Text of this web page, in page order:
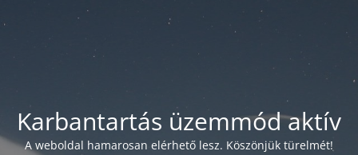
Karbantartás üzemmód aktív
A weboldal hamarosan elérhető lesz. Köszönjük türelmét!